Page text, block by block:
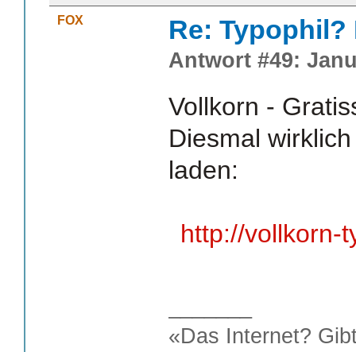
FOX Re:
Antwort #49:
Vollkorn -
Diesmal
laden:
http://vollkorn-
«Das Internet?